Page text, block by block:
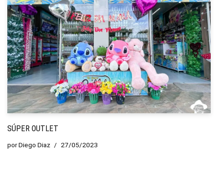
SÚPER OUTLET
porDiego Diaz 27/05/2023